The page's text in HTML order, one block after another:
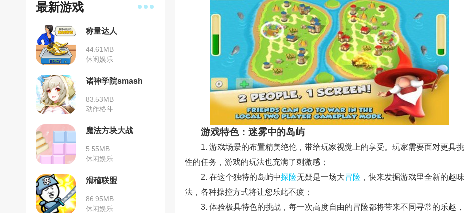
最新游戏
称量达人
44.61MB
休闲娱乐
诸神学院smash
83.53MB
动作格斗
魔法方块大战
5.55MB
休闲娱乐
滑稽联盟
86.95MB
休闲娱乐
游戏特色：迷雾中的岛屿
1. 游戏场景的布置精美绝伦，带给玩家视觉上的享受。玩家需要面对更具
性的任务，游戏的玩法也充满了刺激感；
2. 在这个独特的岛屿中探险无疑是一场大冒险 ，快来发掘游戏里全新的趣
法，各种操控方式将让您乐此不疲；
3. 体验极具特色的挑战，每一次高度自由的冒险都将带来不同寻常的乐趣